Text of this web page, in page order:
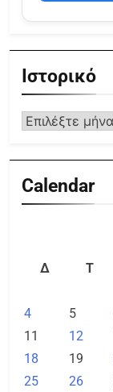
Ιστορικό
Calendar
Δ
Τ
4
5
11
12
18
19
25
26